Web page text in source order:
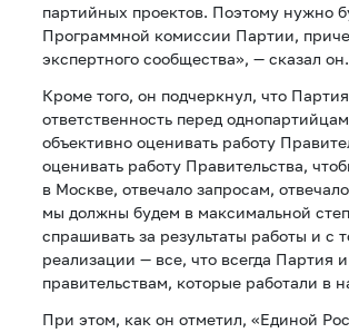
партийных проектов. Поэтому нужно
Программной комиссии Партии,
экспертного сообщества», — сказал он.
Кроме того, он подчеркнул, что
ответственность перед
объективно оценивать работу
оценивать работу Правительства,
в Москве, отвечало запросам,
мы должны будем в максимальной
спрашивать за результаты работы и с
реализации — все, что всегда Партия
правительствам, которые работали в
При этом, как он отметил, «Единой